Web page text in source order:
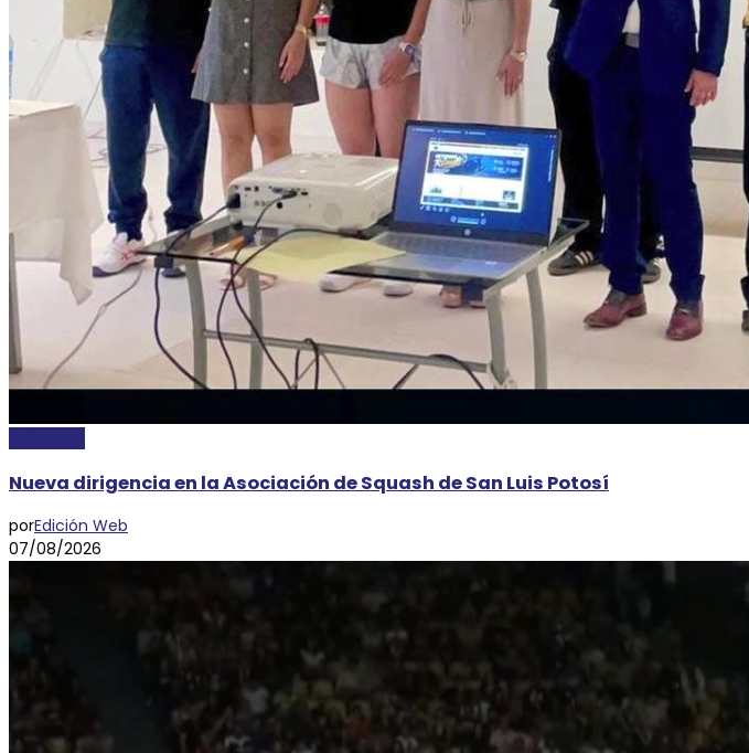
Nueva dirigencia en la Asociación de Squash de San Luis Potosí
porEdición Web
07/08/2026